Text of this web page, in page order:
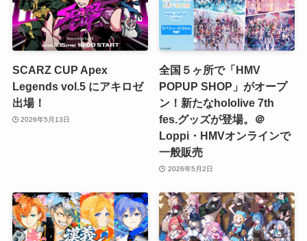
SCARZ CUP Apex
Legends vol.5 にアキロゼ
出場！
2026年5月13日
全国５ヶ所で「HMV
POPUP SHOP」がオープ
ン！新たなhololive 7th
fes.グッズが登場。＠
Loppi・HMVオンラインで
一般販売
2026年5月2日